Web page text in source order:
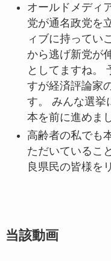
オールドメディ
党が通名政党を
ィブに持ってい
から逃げ新党が
としてますね。
すが経済評論家
す。 みんな選挙
本を前に進めま
高齢者の私でも
ただいているこ
良県民の皆様を
当該動画